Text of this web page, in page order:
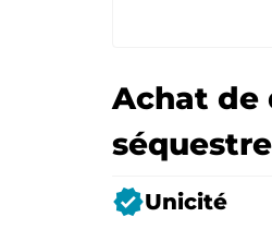
Achat de
séquestre
verifiedUnicité